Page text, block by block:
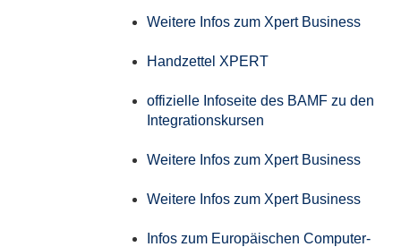
Weitere Infos zum Xpert Business
Handzettel XPERT
offizielle Infoseite des BAMF zu den
Integrationskursen
Weitere Infos zum Xpert Business
Weitere Infos zum Xpert Business
Infos zum Europäischen Computer-